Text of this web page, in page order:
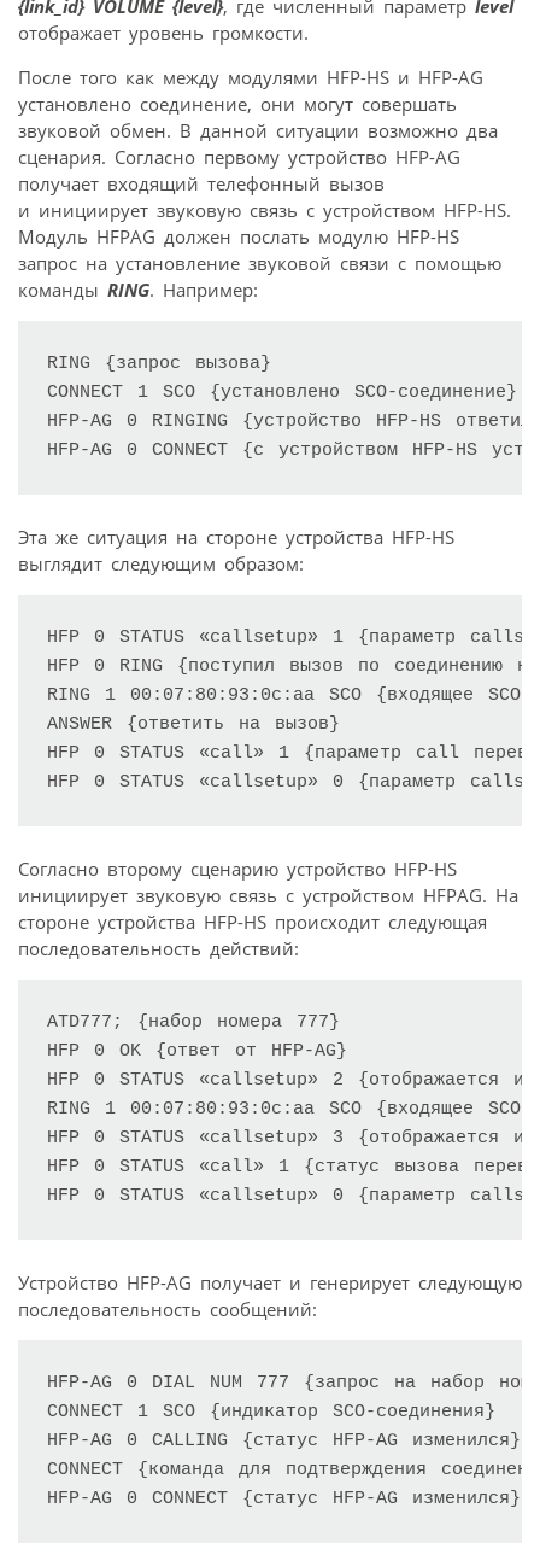
{link_id} VOLUME {level}, где численный параметр level
отображает уровень громкости.
После того как между модулями HFP-HS и HFP-AG
установлено соединение, они могут совершать
звуковой обмен. В данной ситуации возможно два
сценария. Согласно первому устройство HFP-AG
получает входящий телефонный вызов
и инициирует звуковую связь с устройством HFP-HS.
Модуль HFPAG должен послать модулю HFP-HS
запрос на установление звуковой связи с помощью
команды RING. Например:
RING {запрос вызова}
CONNECT 1 SCO {установлено SCO-соединение}
HFP-AG 0 RINGING {устройство HFP-HS
Эта же ситуация на стороне устройства HFP-HS
выглядит следующим образом:
HFP 0 STATUS «callsetup» 1 {параметр
HFP 0 RING {поступил вызов по соединению
RING 1 00:07:80:93:0c:aa SCO {входящее
ANSWER {ответить на вызов}
HFP 0 STATUS «call» 1 {параметр call
Согласно второму сценарию устройство HFP-HS
инициирует звуковую связь с устройством HFPAG. На
стороне устройства HFP-HS происходит следующая
последовательность действий:
ATD777; {набор номера 777}
HFP 0 OK {ответ от HFP-AG}
HFP 0 STATUS «callsetup» 2 {отображается
RING 1 00:07:80:93:0c:aa SCO {входящее
HFP 0 STATUS «callsetup» 3 {отображается
HFP 0 STATUS «call» 1 {статус вызова
Устройство HFP-AG получает и генерирует следующую
последовательность сообщений:
HFP-AG 0 DIAL NUM 777 {запрос на набор
CONNECT 1 SCO {индикатор SCO-соединения}
HFP-AG 0 CALLING {статус HFP-AG изменился}
CONNECT {команда для подтверждения